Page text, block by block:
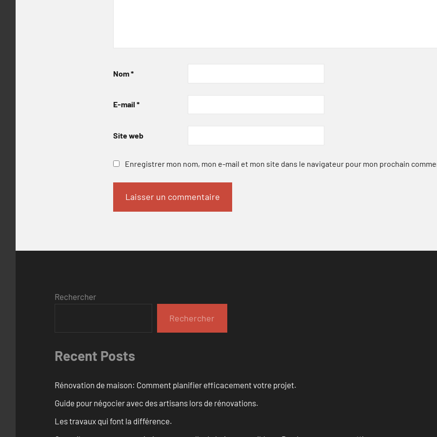
Nom*
E-mail *
Site web
Enregistrer mon nom, mon e-mail et mon site dans le navigateur pour mon prochain
Rechercher
Rechercher
Recent Posts
Rénovation de maison: Comment planifier efficacement votre projet.
Guide pour négocier avec des artisans lors de rénovations.
Les travaux qui font la différence.